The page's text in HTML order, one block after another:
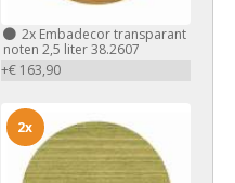
2xEmbadecor transparant
noten 2,5 liter 38.2607
+€ 163,90
2x